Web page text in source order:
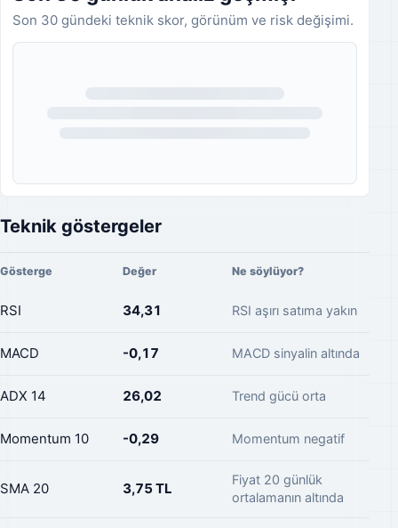
Son 30 gündeki teknik skor, görünüm ve risk değişimi.
Teknik göstergeler
Gösterge Değer Ne söylüyor?
RSI 34,31 RSI aşırı satıma yakın
MACD -0,17 MACD sinyalin altında
ADX 14 26,02 Trend gücü orta
Momentum 10 -0,29 Momentum negatif
SMA 20 3,75 TL
Fiyat 20 günlük
ortalamanın altında